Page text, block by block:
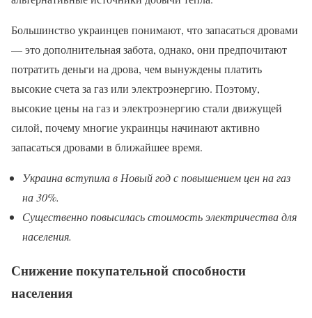
Большинство украинцев понимают, что запасаться дровами
— это дополнительная забота, однако, они предпочитают
потратить деньги на дрова, чем вынуждены платить
высокие счета за газ или электроэнергию. Поэтому,
высокие цены на газ и электроэнергию стали движущей
силой, почему многие украинцы начинают активно
запасаться дровами в ближайшее время.
Украина вступила в Новый год с повышением цен на газ
на 30%.
Существенно повысилась стоимость электричества для
населения.
Снижение покупательной способности
населения